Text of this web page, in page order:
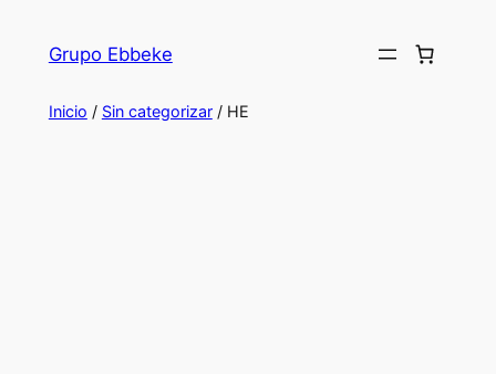
Grupo Ebbeke
Inicio / Sin categorizar/ HE